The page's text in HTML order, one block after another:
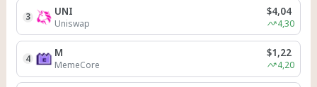
3 UNI
Uniswap
$4,04
4,30
4 M
MemeCore
$1,22
4,20